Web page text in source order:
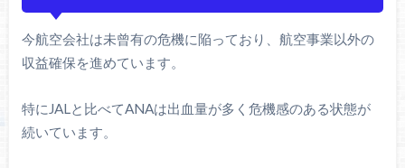
今航空会社は未曾有の危機に陥っており、航空事業以外の
収益確保を進めています。
特にJALと比べてANAは出血量が多く危機感のある状態が
続いています。